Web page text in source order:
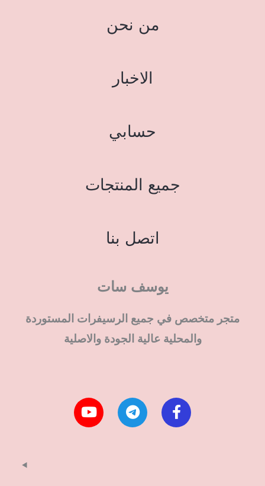
من نحن
الاخبار
حسابي
جميع المنتجات
اتصل بنا
يوسف سات
متجر متخصص في جميع الرسيفرات المستوردة
والمحلية عالية الجودة والاصلية